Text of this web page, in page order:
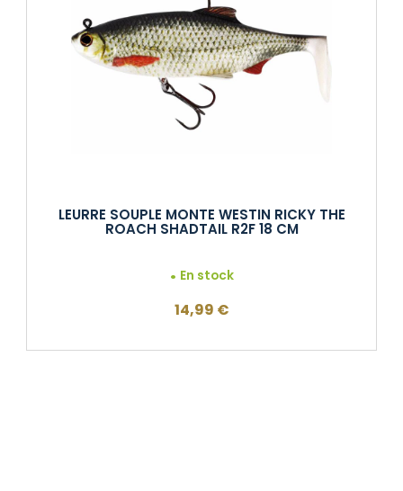
LEURRE SOUPLE MONTE WESTIN RICKY THE
ROACH SHADTAIL R2F 18 CM
En stock
14,99 €